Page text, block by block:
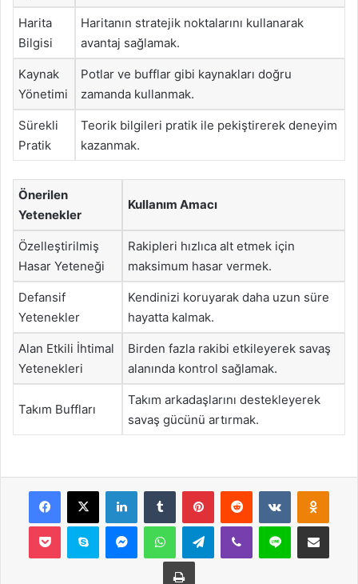
Harita
Bilgisi
Haritanın stratejik noktalarını kullanarak
avantaj sağlamak.
Kaynak
Yönetimi
Potlar ve bufflar gibi kaynakları doğru
zamanda kullanmak.
Sürekli
Pratik
Teorik bilgileri pratik ile pekiştirerek deneyim
kazanmak.
Önerilen
Yetenekler
Kullanım Amacı
Özelleştirilmiş
Hasar Yeteneği
Rakipleri hızlıca alt etmek için
maksimum hasar vermek.
Defansif
Yetenekler
Kendinizi koruyarak daha uzun süre
hayatta kalmak.
Alan Etkili İhtimal
Yetenekleri
Birden fazla rakibi etkileyerek savaş
alanında kontrol sağlamak.
Takım Buffları
Takım arkadaşlarını destekleyerek
savaş gücünü artırmak.
Facebook
X LinkedInTumblr PinterestReddit VKontakte
Pocket Skype MessengerWhatsAppTelegramViber Line E-Posta ile
Yazdır